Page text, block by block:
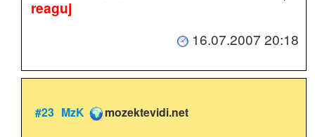
reaguj
16.07.2007 20:18
#23 MzK mozektevidi.net